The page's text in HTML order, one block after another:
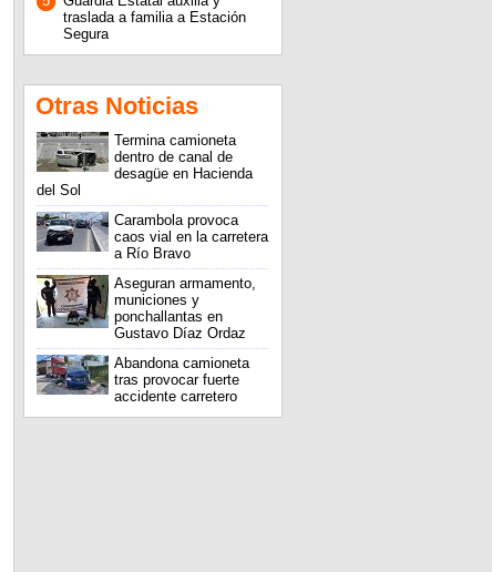
traslada a familia a Estación
Segura
Otras Noticias
Termina camioneta
dentro de canal de
desagüe en Hacienda
del Sol
Carambola provoca
caos vial en la carretera
a Río Bravo
Aseguran armamento,
municiones y
ponchallantas en
Gustavo Díaz Ordaz
Abandona camioneta
tras provocar fuerte
accidente carretero